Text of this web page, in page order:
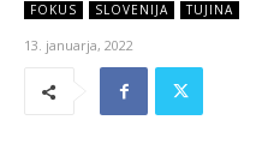
FOKUS SLOVENIJA TUJINA
13. januarja, 2022